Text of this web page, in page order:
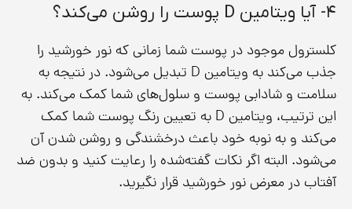
۴- آیا ویتامین D پوست را روشن می‌کند؟
کلسترول موجود در پوست شما زمانی که نور خورشید را
جذب می‌کند به ویتامین D تبدیل می‌شود. در نتیجه به
سلامت و شادابی پوست و سلول‌های شما کمک می‌کند. به
این ترتیب، ویتامین D به تعیین رنگ پوست شما کمک
می‌کند و به نوبه خود باعث درخشندگی و روشن شدن آن
می‌شود. البته اگر نکات گفته‌شده را رعایت کنید و بدون ضد
آفتاب در معرض نور خورشید قرار نگیرید.